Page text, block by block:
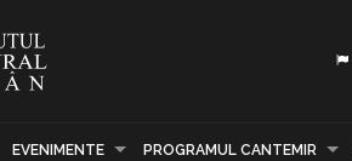
EVENIMENTE PROGRAMUL CANTEMIR